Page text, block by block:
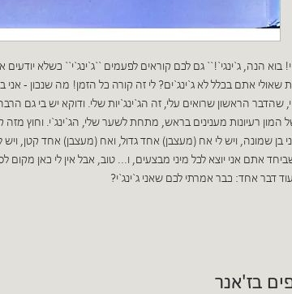
בוא הנה, ג`ינגי`!`` גם לכם קוראים לפעמים ``ג`ינג`י`` כשלא
שאולי אתם בכלל לא ג`ינג`ים? לי זה קורה כל הזמן! מה שנכון - אני
שהדבר הראשון שרואים עלי, זה הג`ינג`יות שלי. ודוקא יש בי גם
המון רעיונות מענינים בראש, מתחת לשער שלי, הג`ינג`י. וחוץ מזה
בן שמונה, ויש לי אח (מעצבן) אחד גדול, ואח (מעצבן) אחד קטן, ויש
אתם אני יוצא לכל מיני מבצעים, ו... טוב, אבל אין לי כאן מקום
דבר אחד: כבר אמרתי לכם שאני ג`ינג`י?
בז'אנר